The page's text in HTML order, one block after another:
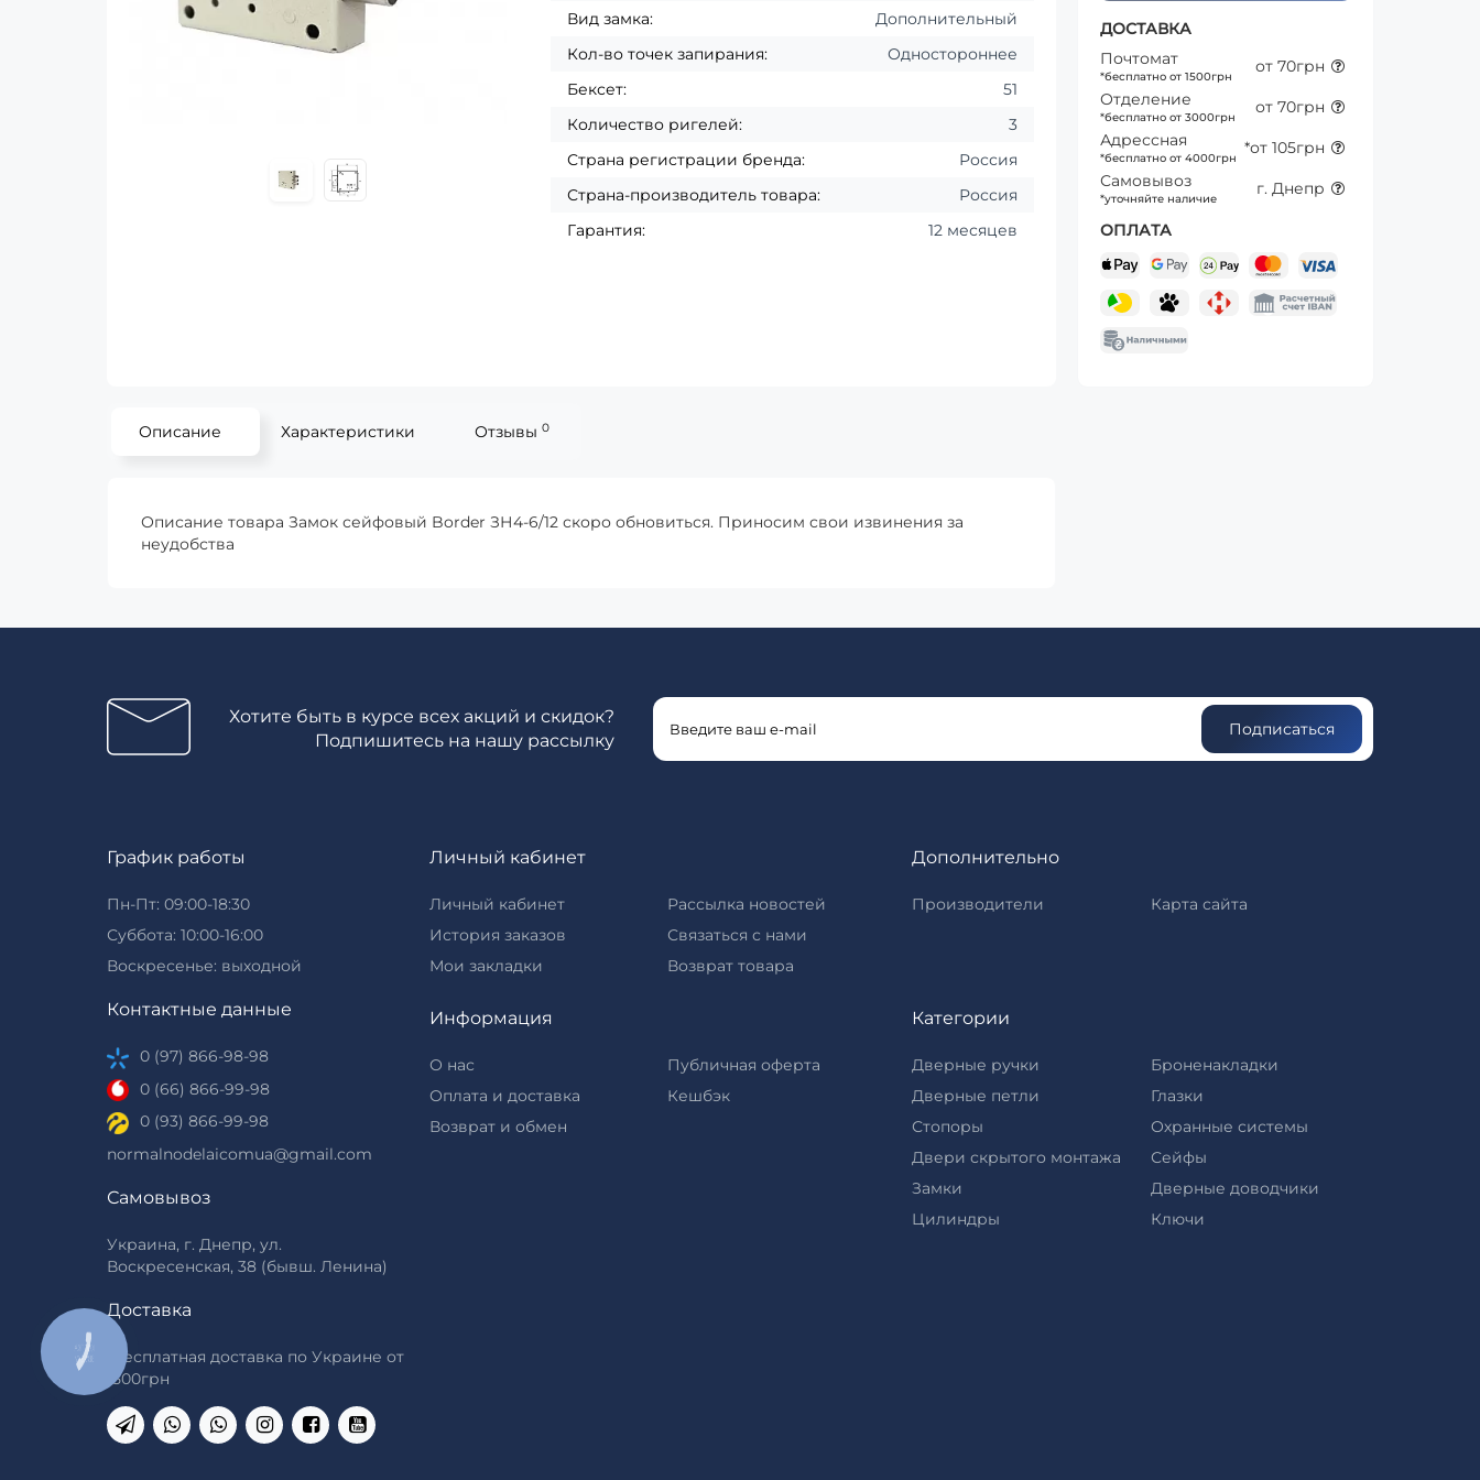
Вид замка:
Дополнительный
Кол-во точек запирания:
Одностороннее
Бексет:
51
Количество ригелей:
3
Страна регистрации бренда:
Россия
Страна-производитель товара:
Россия
Гарантия:
12 месяцев
ДОСТАВКА
Почтомат
*бесплатно от 1500грн
от 70грн
Отделение
*бесплатно от 3000грн
от 70грн
Адрессная
*бесплатно от 4000грн
*от 105грн
Самовывоз
*уточняйте наличие
г. Днепр
ОПЛАТА
Описание Характеристики Отзывы 0
Описание товара Замок сейфовый Border ЗН4-6/12 скоро обновиться. Приносим свои извинения за
неудобства
Хотите быть в курсе всех акций и скидок?
Подпишитесь на нашу рассылку
Подписаться
График работы
Пн-Пт: 09:00-18:30
Суббота: 10:00-16:00
Воскресенье: выходной
Контактные данные
0 (97) 866-98-98
0 (66) 866-99-98
0 (93) 866-99-98
normalnodelaicomua@gmail.com
Самовывоз
Украина, г. Днепр, ул.
Воскресенская, 38 (бывш. Ленина)
Доставка
*Бесплатная доставка по Украине от
1500грн
Личный кабинет
Личный кабинет
История заказов
Мои закладки
Рассылка новостей
Связаться с нами
Возврат товара
Дополнительно
Производители Карта сайта
Информация
О нас
Оплата и доставка
Возврат и обмен
Публичная оферта
Кешбэк
Категории
Дверные ручки
Дверные петли
Стопоры
Двери скрытого монтажа
Замки
Цилиндры
Броненакладки
Глазки
Охранные системы
Сейфы
Дверные доводчики
Ключи
КНОПКА
ЗВ'ЯЗКУ